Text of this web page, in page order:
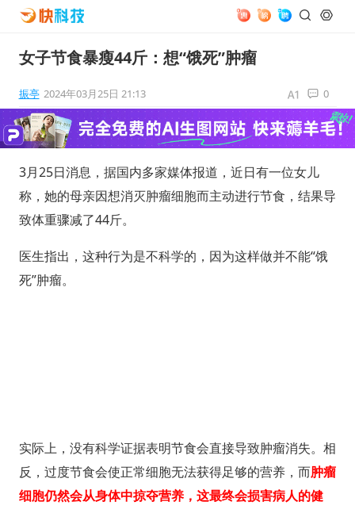
女子节食暴瘦44斤：想“饿死”肿瘤
振亭 2024年03月25日 21:13 0
3月25日消息，据国内多家媒体报道，近日有一位女儿
称，她的母亲因想消灭肿瘤细胞而主动进行节食，结果导
致体重骤减了44斤。
医生指出，这种行为是不科学的，因为这样做并不能“饿
死”肿瘤。
实际上，没有科学证据表明节食会直接导致肿瘤消失。相
反，过度节食会使正常细胞无法获得足够的营养，而肿瘤
细胞仍然会从身体中掠夺营养，这最终会损害病人的健